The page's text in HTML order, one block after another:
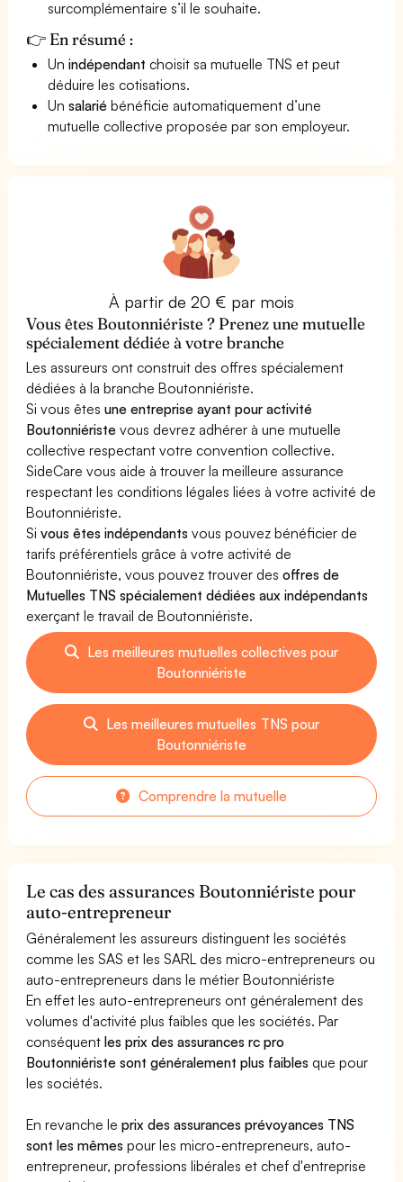
surcomplémentaire s’il le souhaite.
👉 En résumé :
Unindépendant choisit sa mutuelle TNS et peut
déduire les cotisations.
Unsalarié bénéficie automatiquement d’une
mutuelle collective proposée par son employeur.
À partir de 20 € par mois
Vous êtes Boutonniériste ? Prenez une mutuelle
spécialement dédiée à votre branche
Les assureurs ont construit des offres spécialement
dédiées à la branche Boutonniériste.
Si vous êtesune entreprise ayant pour activité
Boutonniériste vous devrez adhérer à une mutuelle
collective respectant votre convention collective.
SideCare vous aide à trouver la meilleure assurance
respectant les conditions légales liées à votre activité de
Boutonniériste.
Sivous êtes indépendants vous pouvez bénéficier de
tarifs préférentiels grâce à votre activité de
Boutonniériste, vous pouvez trouver desoffres de
Mutuelles TNS spécialement dédiées aux indépendants
exerçant le travail de Boutonniériste.
Les meilleures mutuelles collectives pour
Boutonniériste
Les meilleures mutuelles TNS pour
Boutonniériste
Comprendre la mutuelle
Le cas des assurances Boutonniériste pour
auto-entrepreneur
Généralement les assureurs distinguent les sociétés
comme les SAS et les SARL des micro-entrepreneurs ou
auto-entrepreneurs dans le métier Boutonniériste
En effet les auto-entrepreneurs ont généralement des
volumes d'activité plus faibles que les sociétés. Par
conséquentles prix des assurances rc pro
Boutonniériste sont généralement plus faibles que pour
les sociétés.
En revanche leprix des assurances prévoyances TNS
sont les mêmes pour les micro-entrepreneurs, auto-
entrepreneur, professions libérales et chef d'entreprise